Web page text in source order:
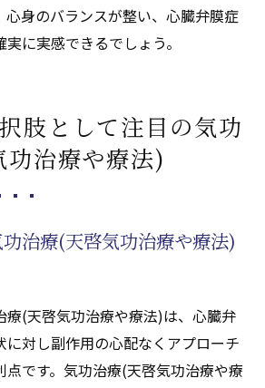
心身のバランスが整い、心臓弁膜症
に実感できるでしょう。
肢として注目の気功
治療や療法)
治療(天啓気功治療や療法)
療(天啓気功治療や療法)は、心臓弁
に対し副作用の心配なくアプローチ
点です。気功治療(天啓気功治療や療